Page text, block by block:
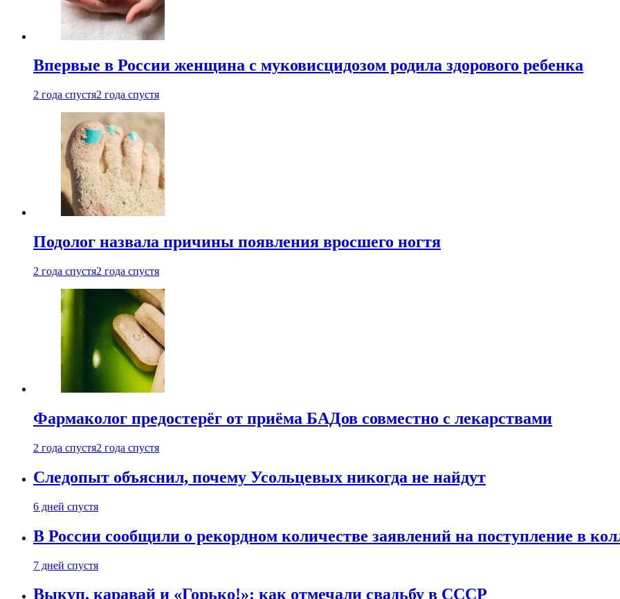
Впервые в России женщина с муковисцидозом родила здорового ребенка
2 года спустя2 года спустя
Подолог назвала причины появления вросшего ногтя
2 года спустя2 года спустя
Фармаколог предостерёг от приёма БАДов совместно с лекарствами
2 года спустя2 года спустя
Следопыт объяснил, почему Усольцевых никогда не найдут
6 дней спустя
В России сообщили о рекордном количестве заявлений на поступление в
7 дней спустя
Выкуп, каравай и «Горько!»: как отмечали свадьбу в СССР